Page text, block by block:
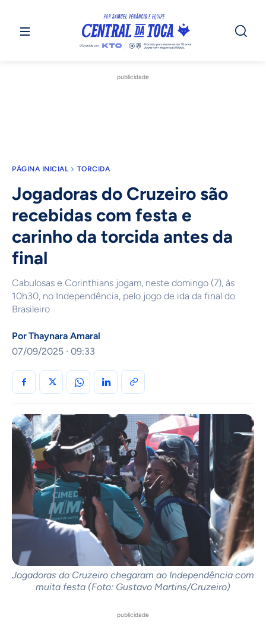
publicidade
PÁGINA INICIAL TORCIDA
Jogadoras do Cruzeiro são
recebidas com festa e
carinho da torcida antes da
final
Cabulosas e Corinthians jogam, neste domingo (7), às
10h30, no Independência, pelo jogo de ida da final do
Brasileiro
PorThaynara Amaral
07/09/2025 · 09:33
Jogadoras do Cruzeiro chegaram ao Independência com
muita festa (Foto: Gustavo Martins/Cruzeiro)
publicidade